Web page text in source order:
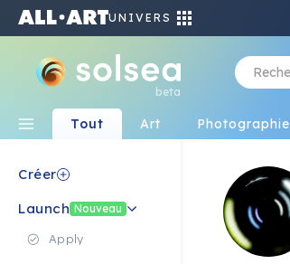
UNIVERS
beta
Tout Art Photographie
Créer
Launch Nouveau
Apply